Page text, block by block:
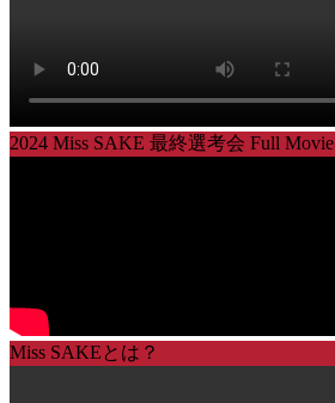
2024 Miss SAKE 最終選考会 Full Movie
Miss SAKEとは？